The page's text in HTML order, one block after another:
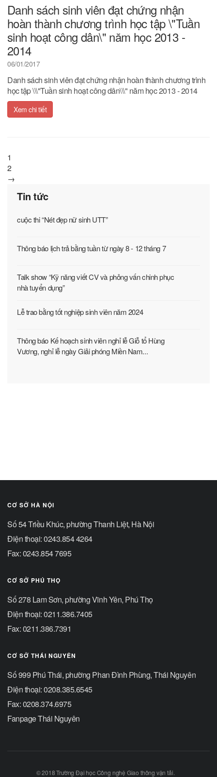
Danh sách sinh viên đạt chứng nhận
hoàn thành chương trình học tập \"Tuần
sinh hoạt công dân\" năm học 2013 -
2014
06/01/2017
Danh sách sinh viên đạt chứng nhận hoàn thành chương trình
học tập \\\"Tuần sinh hoạt công dân\\\" năm học 2013 - 2014
Xem chi tiết
1
2
→
Tin tức
cuộc thi “Nét đẹp nữ sinh UTT”
Thông báo lịch trả bằng tuần từ ngày 8 - 12 tháng 7
Talk show “Kỹ năng viết CV và phỏng vấn chinh phục
nhà tuyển dụng”
Lễ trao bằng tốt nghiệp sinh viên năm 2024
Thông báo Kế hoạch sinh viên nghỉ lễ Giỗ tổ Hùng
Vương, nghỉ lễ ngày Giải phóng Miền Nam...
CƠ SỞ HÀ NỘI
Số 54 Triều Khúc, phường Thanh Liệt, Hà Nội
Điện thoại: 0243.854 4264
Fax: 0243.854 7695
CƠ SỞ PHÚ THỌ
Số 278 Lam Sơn, phường Vĩnh Yên, Phú Thọ
Điện thoại: 0211.386.7405
Fax: 0211.386.7391
CƠ SỞ THÁI NGUYÊN
Số 999 Phú Thái, phường Phan Đình Phùng, Thái Nguyên
Điện thoại: 0208.385.6545
Fax: 0208.374.6975
Fanpage Thái Nguyên
© 2018 Trường Đại học Công nghệ Giao thông vận tải.